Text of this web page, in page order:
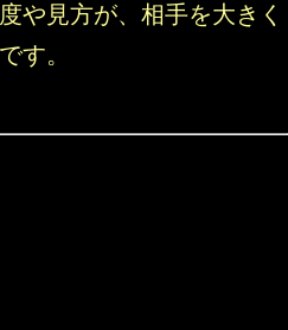
や見方が、相手を大きく
す。